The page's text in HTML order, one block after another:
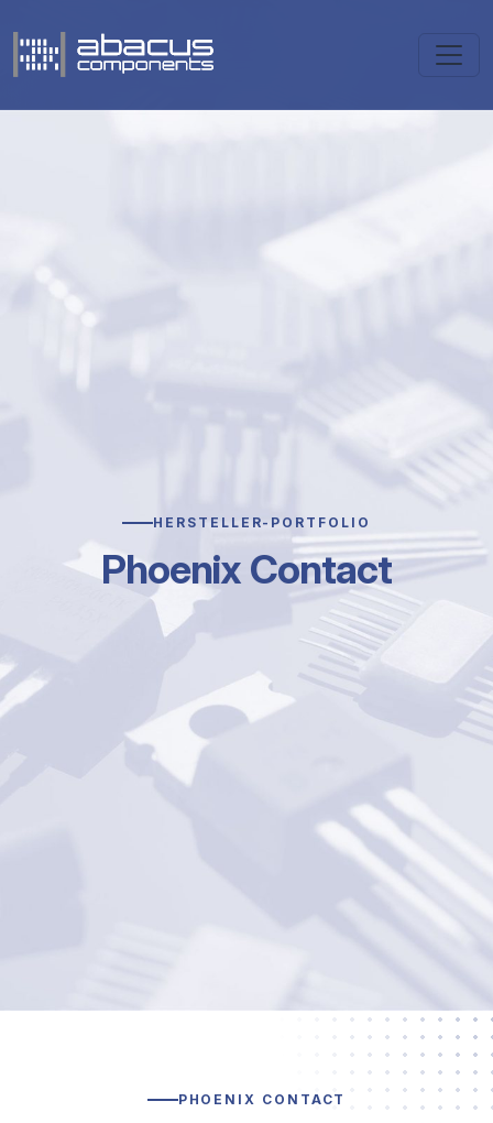
HERSTELLER-PORTFOLIO
Phoenix Contact
PHOENIX CONTACT